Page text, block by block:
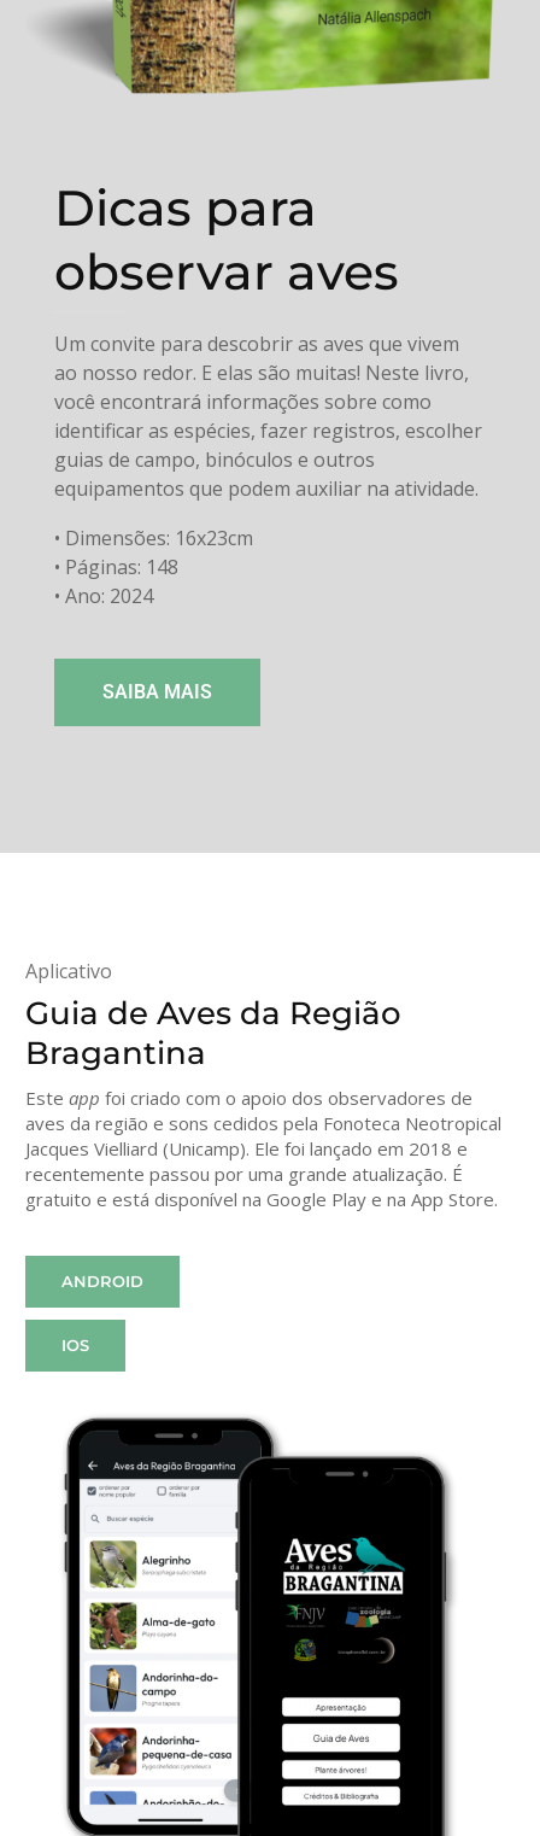
Dicas para
observar aves
Um convite para descobrir as aves que vivem
ao nosso redor. E elas são muitas! Neste livro,
você encontrará informações sobre como
identificar as espécies, fazer registros, escolher
guias de campo, binóculos e outros
equipamentos que podem auxiliar na atividade.
• Dimensões: 16x23cm
• Páginas: 148
• Ano: 2024
SAIBA MAIS
Aplicativo
Guia de Aves da Região
Bragantina
Este app foi criado com o apoio dos observadores de
aves da região e sons cedidos pela Fonoteca Neotropical
Jacques Vielliard (Unicamp). Ele foi lançado em 2018 e
recentemente passou por uma grande atualização. É
gratuito e está disponível na Google Play e na App Store.
ANDROID
IOS